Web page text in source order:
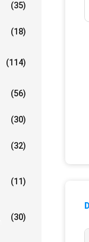
(35)
(18)
(114)
(56)
(30)
(32)
(11)
(30)